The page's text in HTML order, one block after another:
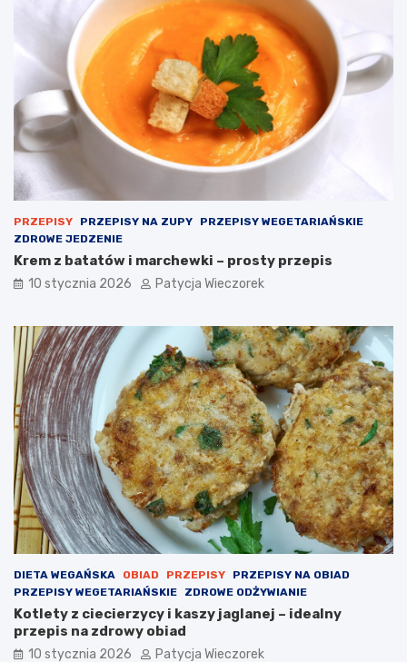
PRZEPISY PRZEPISY NA ZUPY
PRZEPISY WEGETARIAŃSKIE
ZDROWE JEDZENIE
Krem z batatów i marchewki – prosty przepis
10 stycznia 2026 Patycja Wieczorek
DIETA WEGAŃSKA OBIAD PRZEPISY
PRZEPISY NA OBIAD
PRZEPISY WEGETARIAŃSKIE
ZDROWE ODŻYWIANIE
Kotlety z ciecierzycy i kaszy jaglanej – idealny
przepis na zdrowy obiad
10 stycznia 2026 Patycja Wieczorek